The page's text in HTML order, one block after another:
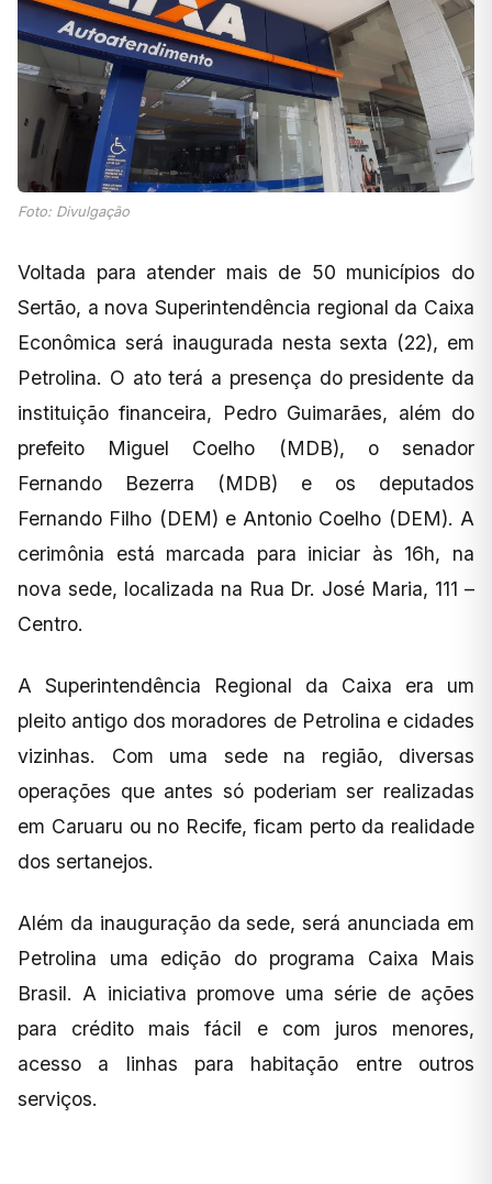
Foto: Divulgação
Voltada para atender mais de 50 municípios do
Sertão, a nova Superintendência regional da Caixa
Econômica será inaugurada nesta sexta (22), em
Petrolina. O ato terá a presença do presidente da
instituição financeira, Pedro Guimarães, além do
prefeito Miguel Coelho (MDB), o senador
Fernando Bezerra (MDB) e os deputados
Fernando Filho (DEM) e Antonio Coelho (DEM). A
cerimônia está marcada para iniciar às 16h, na
nova sede, localizada na Rua Dr. José Maria, 111 –
Centro.
A Superintendência Regional da Caixa era um
pleito antigo dos moradores de Petrolina e cidades
vizinhas. Com uma sede na região, diversas
operações que antes só poderiam ser realizadas
em Caruaru ou no Recife, ficam perto da realidade
dos sertanejos.
Além da inauguração da sede, será anunciada em
Petrolina uma edição do programa Caixa Mais
Brasil. A iniciativa promove uma série de ações
para crédito mais fácil e com juros menores,
acesso a linhas para habitação entre outros
serviços.